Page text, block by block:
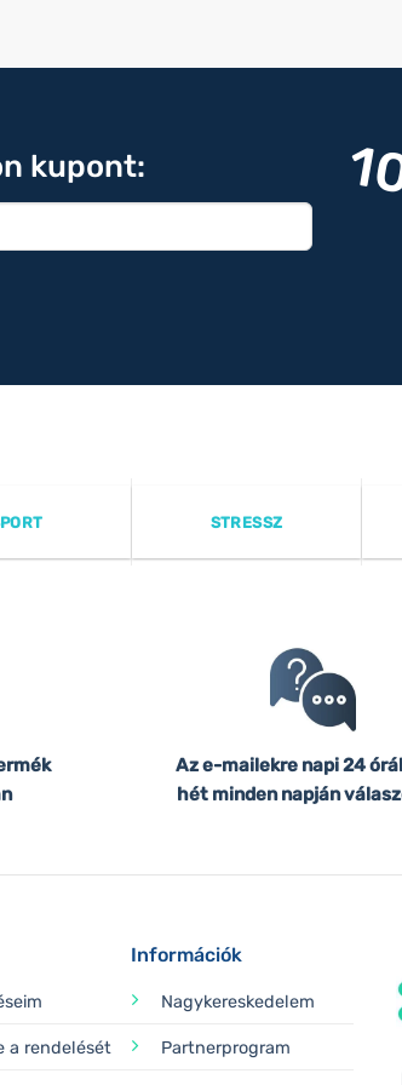
kupont:
STRESSZ
Az e-mailekre napi 24
hét minden napján
a rendelését
Információk
Nagykereskedelem
Partnerprogram